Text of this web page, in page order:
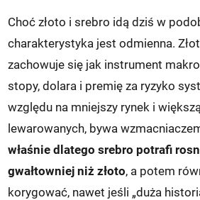
Choć złoto i srebro idą dziś w
charakterystyka jest odmienna.
zachowuje się jak instrument
stopy, dolara i premię za ryzyko
względu na mniejszy rynek i
lewarowanych, bywa
właśnie dlatego srebro potrafi
gwałtowniej niż złoto, a potem
korygować, nawet jeśli „duża